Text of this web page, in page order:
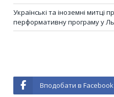
Українські та іноземні митці
перформативну програму у
Вподобати в Facebook